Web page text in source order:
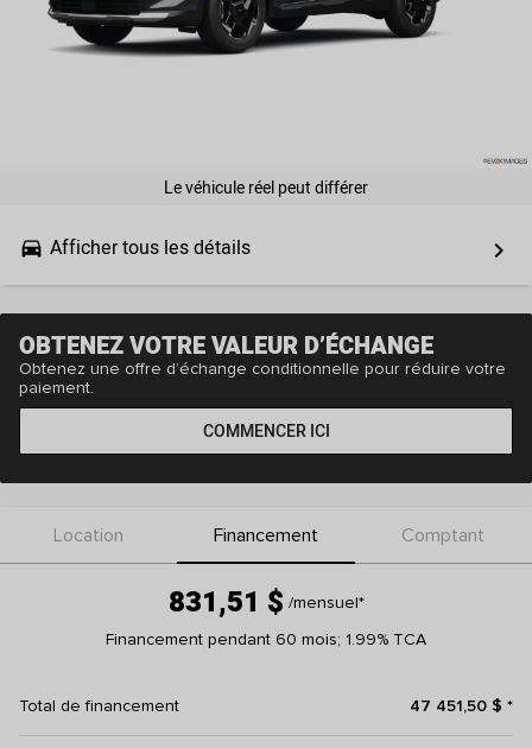
Le véhicule réel peut différer
drive_eta Afficher tous les détails keyboard_arrow_right
OBTENEZ VOTRE VALEUR D’ÉCHANGE
Obtenez une offre d’échange conditionnelle pour réduire votre
paiement.
COMMENCER ICI
Location Financement Comptant
831,51 $ /mensuel *
Financement pendant 60 mois; 1.99% TCA
Total de financement 47 451,50 $ *